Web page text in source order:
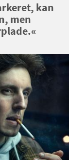
kan
men